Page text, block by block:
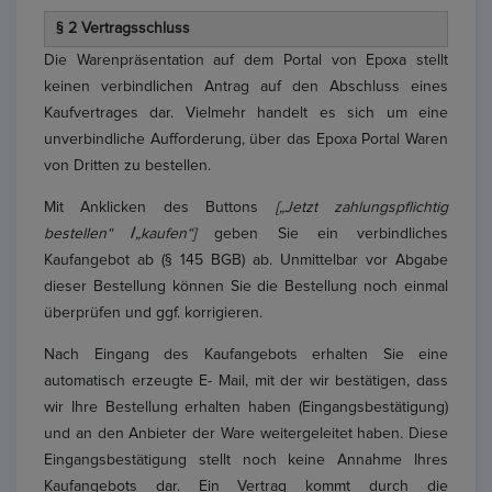
§ 2 Vertragsschluss
Die Warenpräsentation auf dem Portal von Epoxa stellt
keinen verbindlichen Antrag auf den Abschluss eines
Kaufvertrages dar. Vielmehr handelt es sich um eine
unverbindliche Aufforderung, über das Epoxa Portal Waren
von Dritten zu bestellen.
Mit Anklicken des Buttons [„Jetzt zahlungspflichtig
bestellen“/„kaufen“]geben Sie ein verbindliches
Kaufangebot ab (§ 145 BGB) ab. Unmittelbar vor Abgabe
dieser Bestellung können Sie die Bestellung noch einmal
überprüfen und ggf. korrigieren.
Nach Eingang des Kaufangebots erhalten Sie eine
automatisch erzeugte E- Mail, mit der wir bestätigen, dass
wir Ihre Bestellung erhalten haben (Eingangsbestätigung)
und an den Anbieter der Ware weitergeleitet haben. Diese
Eingangsbestätigung stellt noch keine Annahme Ihres
Kaufangebots dar. Ein Vertrag kommt durch die